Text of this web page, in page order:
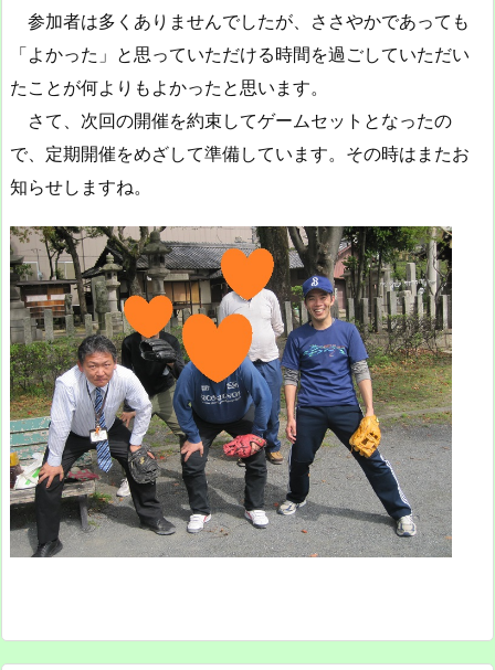
参加者は多くありませんでしたが、ささやかであっても
「よかった」と思っていただける時間を過ごしていただい
たことが何よりもよかったと思います。
さて、次回の開催を約束してゲームセットとなったの
で、定期開催をめざして準備しています。その時はまたお
知らせしますね。